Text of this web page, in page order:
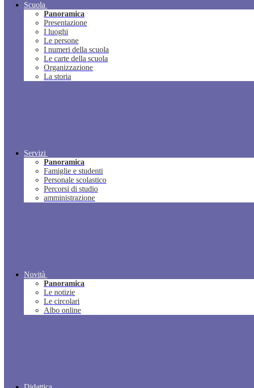
Scuola
Panoramica
Presentazione
I luoghi
Le persone
I numeri della scuola
Le carte della scuola
Organizzazione
La storia
Servizi
Panoramica
Famiglie e studenti
Personale scolastico
Percorsi di studio
amministrazione
Novità
Panoramica
Le notizie
Le circolari
Albo online